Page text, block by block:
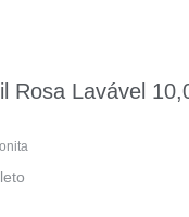
Rosa Lavável